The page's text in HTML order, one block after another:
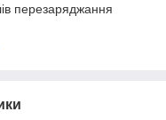
перезаряджання